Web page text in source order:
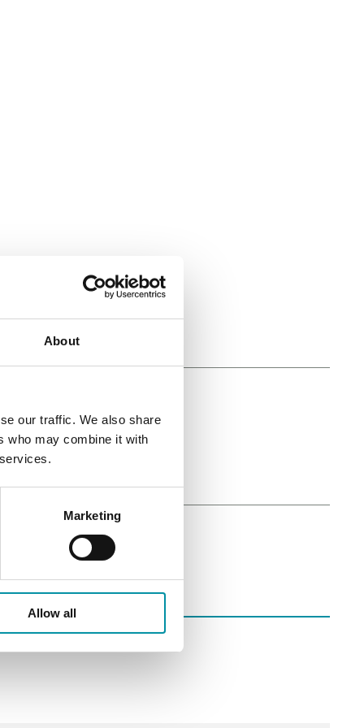
About
our traffic. We also share
who may combine it with
Marketing
Allow all